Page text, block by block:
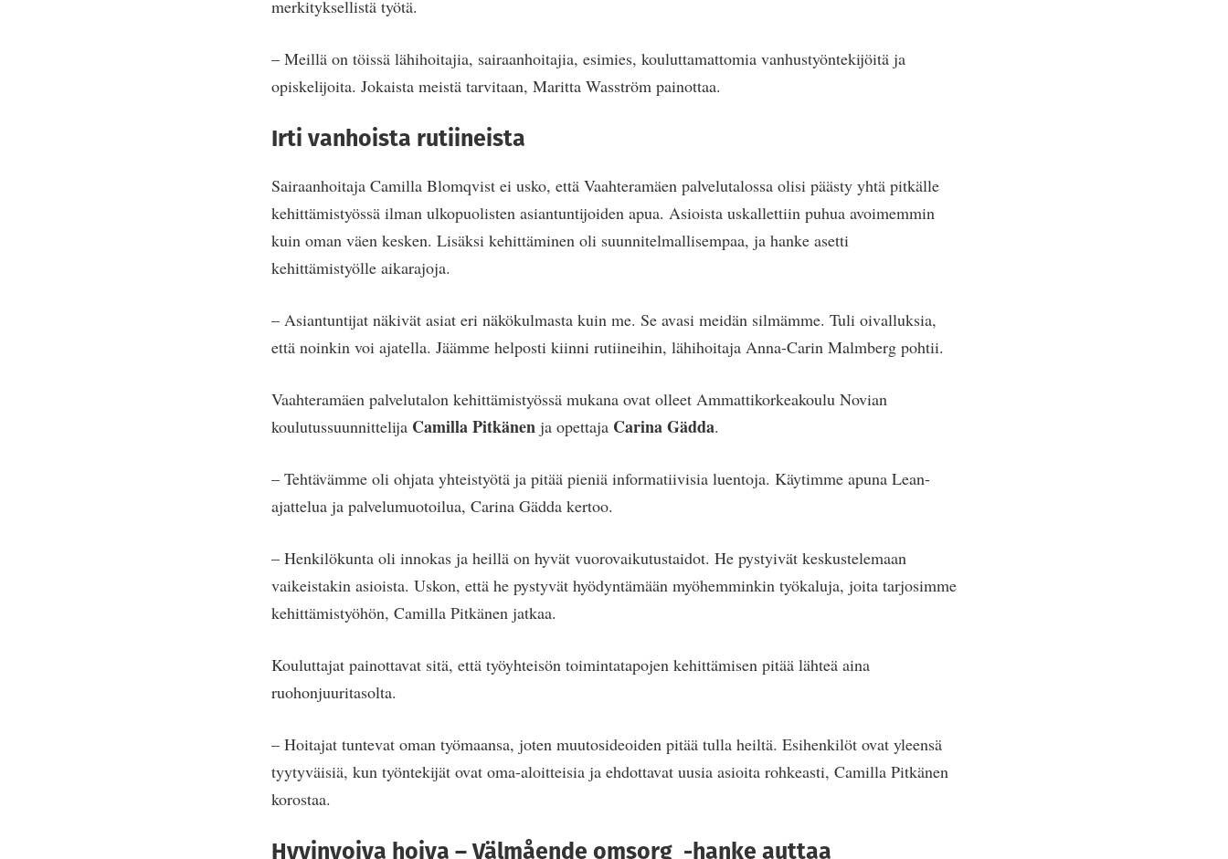
merkityksellistä työtä.
– Meillä on töissä lähihoitajia, sairaanhoitajia, esimies, kouluttamattomia vanhustyöntekijöitä ja
opiskelijoita. Jokaista meistä tarvitaan, Maritta Wasström painottaa.
Irti vanhoista rutiineista
Sairaanhoitaja Camilla Blomqvist ei usko, että Vaahteramäen palvelutalossa olisi päästy yhtä pitkälle
kehittämistyössä ilman ulkopuolisten asiantuntijoiden apua. Asioista uskallettiin puhua avoimemmin
kuin oman väen kesken. Lisäksi kehittäminen oli suunnitelmallisempaa, ja hanke asetti
kehittämistyölle aikarajoja.
– Asiantuntijat näkivät asiat eri näkökulmasta kuin me. Se avasi meidän silmämme. Tuli oivalluksia,
että noinkin voi ajatella. Jäämme helposti kiinni rutiineihin, lähihoitaja Anna-Carin Malmberg pohtii.
Vaahteramäen palvelutalon kehittämistyössä mukana ovat olleet Ammattikorkeakoulu Novian
koulutussuunnittelija Camilla Pitkänen ja opettaja Carina Gädda.
– Tehtävämme oli ohjata yhteistyötä ja pitää pieniä informatiivisia luentoja. Käytimme apuna Lean-
ajattelua ja palvelumuotoilua, Carina Gädda kertoo.
– Henkilökunta oli innokas ja heillä on hyvät vuorovaikutustaidot. He pystyivät keskustelemaan
vaikeistakin asioista. Uskon, että he pystyvät hyödyntämään myöhemminkin työkaluja, joita tarjosimme
kehittämistyöhön, Camilla Pitkänen jatkaa.
Kouluttajat painottavat sitä, että työyhteisön toimintatapojen kehittämisen pitää lähteä aina
ruohonjuuritasolta.
– Hoitajat tuntevat oman työmaansa, joten muutosideoiden pitää tulla heiltä. Esihenkilöt ovat yleensä
tyytyväisiä, kun työntekijät ovat oma-aloitteisia ja ehdottavat uusia asioita rohkeasti, Camilla Pitkänen
korostaa.
Hyvinvoiva hoiva – Välmående omsorg -hanke auttaa